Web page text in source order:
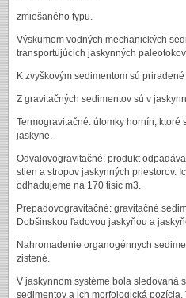
zmiešaného typu.
Výskumom vodných mechanických
transportujúcich jaskynných
K zvyškovým sedimentom sú
Z gravitačných sedimentov sú v
Termogravitačné: úlomky hornín, ktoré
jaskyne.
Odvalovogravitačné: produkt
stien a stropov jaskynných priestorov.
odhadujeme na 170 tisíc m3.
Prepadovogravitačné: gravitačné
Dobšinskou ľadovou jaskyňou a
Nahromadenie organogénnych
zistené.
V jaskynnom systéme bola sledovaná
sedimentov a ich morfologická